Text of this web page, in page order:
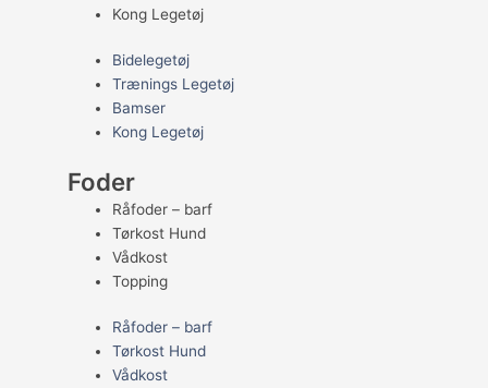
Kong Legetøj
Bidelegetøj
Trænings Legetøj
Bamser
Kong Legetøj
Foder
Råfoder – barf
Tørkost Hund
Vådkost
Topping
Råfoder – barf
Tørkost Hund
Vådkost